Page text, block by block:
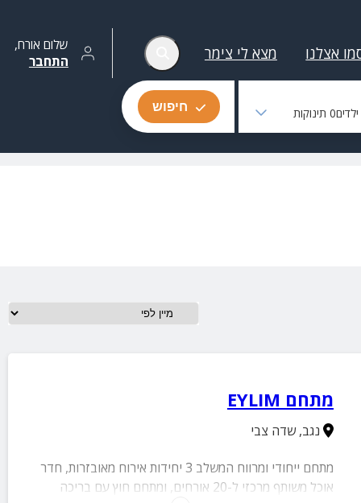
אצלנו מצא לי צימר שלום אורח,
התחבר
0תינוקות חיפוש
מתחם EYLIM
נגב,שדה צבי
מתחם ייחודי ומרווח המשלב 3 יחידות אירוח מאובזרות, חדר
אוכל משותף מרכזי ל-20 אורחים, ומתחם חוץ עם בריכה